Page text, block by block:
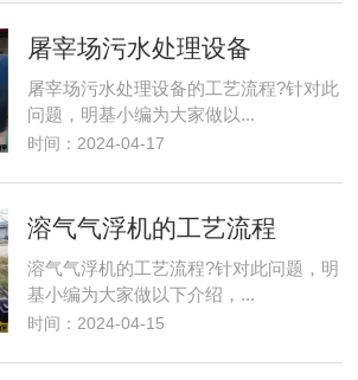
屠宰场污水处理设备
屠宰场污水处理设备的工艺流程?针对此
问题，明基小编为大家做以...
时间：2024-04-17
溶气气浮机的工艺流程
溶气气浮机的工艺流程?针对此问题，明
基小编为大家做以下介绍，...
时间：2024-04-15